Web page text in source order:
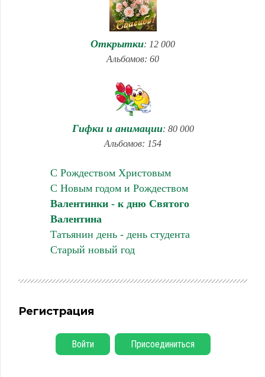
Открытки: 12 000
Альбомов: 60
Гифки и анимации: 80 000
Альбомов: 154
С Рождеством Христовым
С Новым годом и Рождеством
Валентинки - к дню Святого
Валентина
Татьянин день - день студента
Старый новый год
Регистрация
Войти Присоединиться